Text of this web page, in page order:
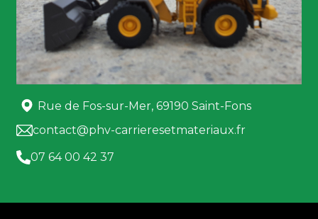
Rue de Fos-sur-Mer, 69190 Saint-Fons
contact@phv-carrieresetmateriaux.fr
07 64 00 42 37